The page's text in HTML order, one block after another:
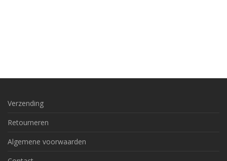
Verzending
Retourneren
Algemene voorwaarden